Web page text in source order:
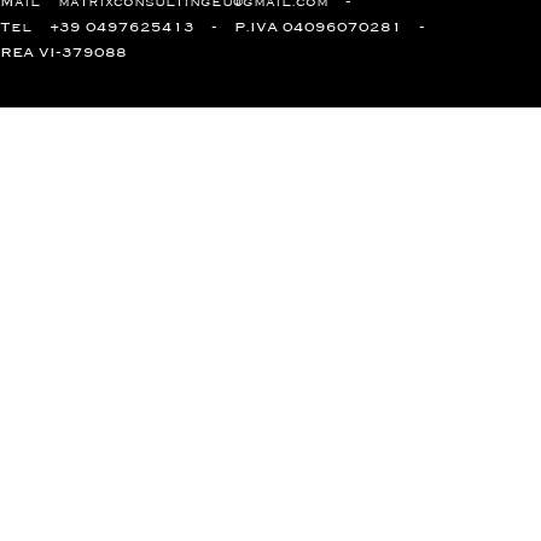
Tel +39 0497625413 P.IVA 04096070281
REA VI-379088